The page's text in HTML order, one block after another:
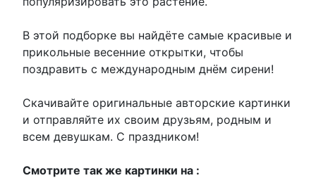
В этой подборке вы найдёте самые красивые и
прикольные весенние открытки, чтобы
поздравить с международным днём сирени!
Скачивайте оригинальные авторские картинки
и отправляйте их своим друзьям, родным и
всем девушкам. С праздником!
Смотрите так же картинки на :